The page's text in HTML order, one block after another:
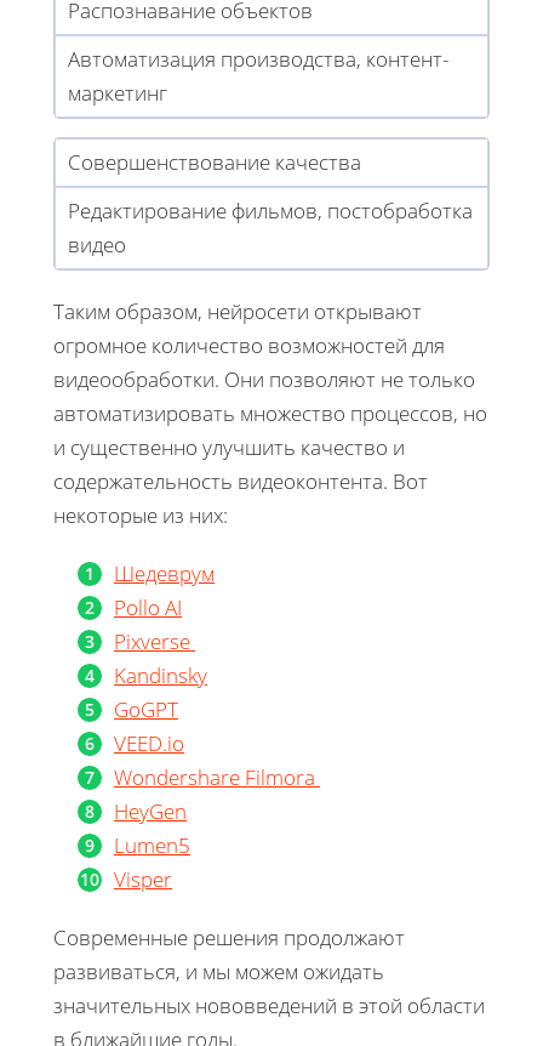
Распознавание объектов
Автоматизация производства, контент-
маркетинг
Совершенствование качества
Редактирование фильмов, постобработка
видео
Таким образом, нейросети открывают
огромное количество возможностей для
видеообработки. Они позволяют не только
автоматизировать множество процессов, но
и существенно улучшить качество и
содержательность видеоконтента. Вот
некоторые из них:
Шедеврум
Pollo AI
Pixverse
Kandinsky
GoGPT
VEED.io
Wondershare Filmora
HeyGen
Lumen5
Visper
Современные решения продолжают
развиваться, и мы можем ожидать
значительных нововведений в этой области
в ближайшие годы.